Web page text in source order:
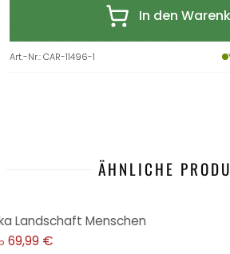
In den
Art.-Nr.:CAR-11496-1
ÄHNLICHE
Landschaft Menschen
69,99 €